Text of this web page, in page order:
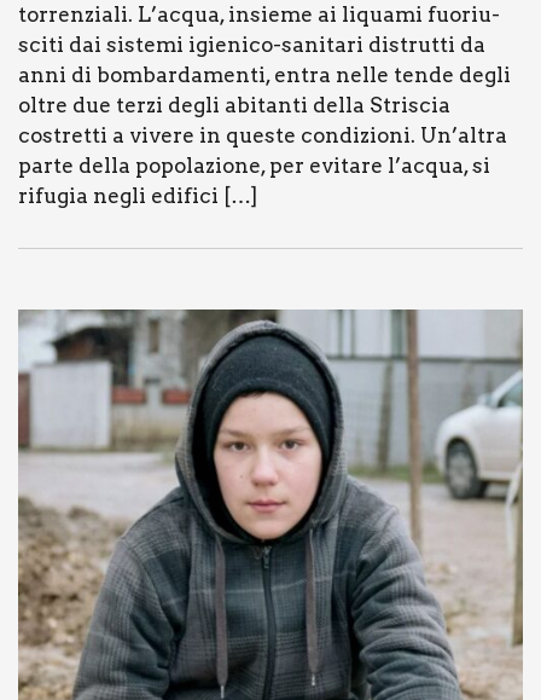
tor­ren­zia­li. L’acqua, insie­me ai liqua­mi fuo­riu­
sci­ti dai siste­mi igie­­ni­­co-sani­­ta­­ri distrut­ti da
anni di bom­bar­da­men­ti, entra nel­le ten­de degli
oltre due ter­zi degli abi­tan­ti del­la Stri­scia
costret­ti a vive­re in que­ste con­di­zio­ni. Un’al­tra
par­te del­la popo­la­zio­ne, per evi­ta­re l’ac­qua, si
rifu­gia negli edi­fi­ci […]